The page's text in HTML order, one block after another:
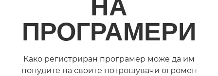
НА
ПРОГРАМЕРИ
Како регистриран програмер може да им
понудите на своите потрошувачи огромен